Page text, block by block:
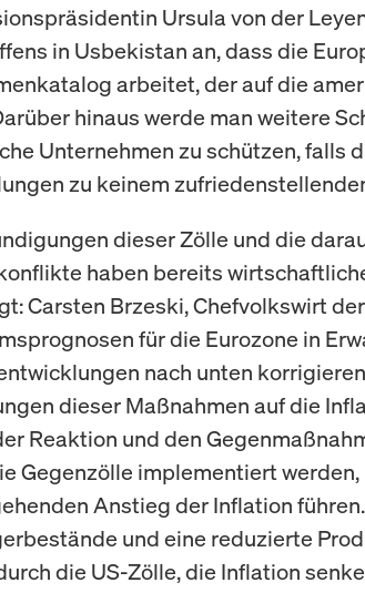
Ursula von der
in Usbekistan an, dass die
arbeitet, der auf die
hinaus werde man weitere
Unternehmen zu schützen, falls
zu keinem
dieser Zölle und die
haben bereits
Carsten Brzeski, Chefvolkswirt
für die Eurozone in
nach unten
dieser Maßnahmen auf die
Reaktion und den
Gegenzölle implementiert
Anstieg der Inflation
und eine reduzierte
die US-Zölle, die Inflation